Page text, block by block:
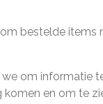
bestelde
om informatie
en om te